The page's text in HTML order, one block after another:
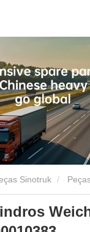
Sinotruk
336HP WD615